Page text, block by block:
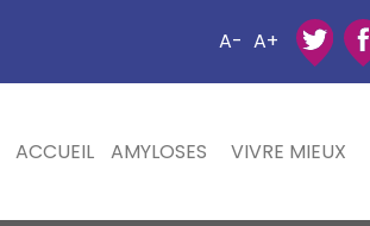
A- A+
ACCUEIL AMYLOSES VIVRE MIEUX